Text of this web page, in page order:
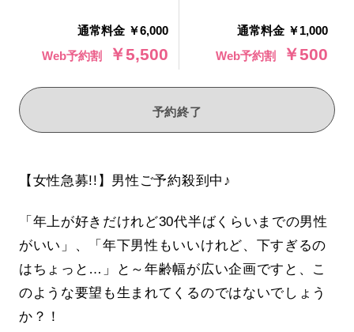
通常料金 ￥6,000
Web予約割
￥5,500
通常料金 ￥1,000
Web予約割
￥500
予約終了
【女性急募!!】男性ご予約殺到中♪
「年上が好きだけれど30代半ばくらいまでの男性
がいい」、「年下男性もいいけれど、下すぎるの
はちょっと…」と～年齢幅が広い企画ですと、こ
のような要望も生まれてくるのではないでしょう
か？！